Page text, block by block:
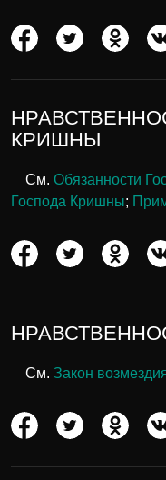
КРИШНЫ
См. Обязанности
Господа Кришны;
См. Закон